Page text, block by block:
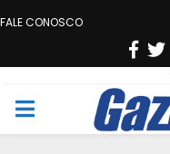
FALE CONOSCO
F
c
e
i
M